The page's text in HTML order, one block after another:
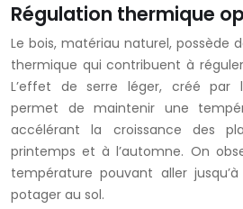
Régulation thermique
Le bois, matériau naturel, possède
thermique qui contribuent à
L’effet de serre léger, créé par
permet de maintenir une
accélérant la croissance des
printemps et à l’automne. On
température pouvant aller jusqu’à
potager au sol.